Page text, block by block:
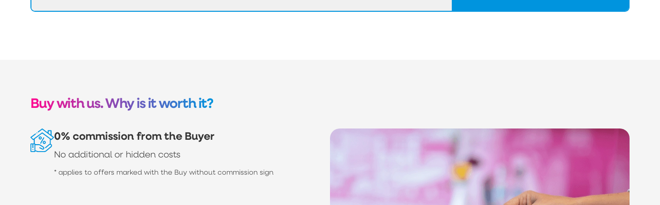
Buy with us. Why is it worth it?
0% commission from the Buyer
No additional or hidden costs
* applies to offers marked with the Buy without commission sign